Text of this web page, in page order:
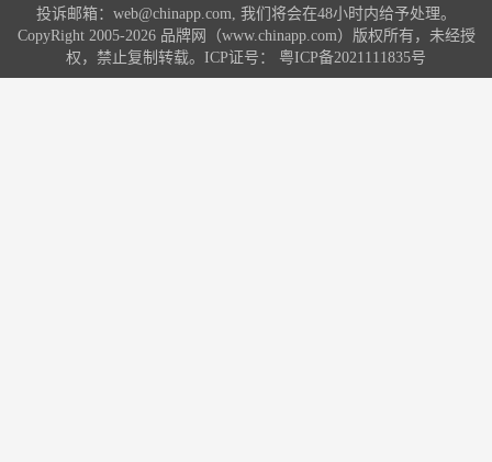
投诉邮箱：web@chinapp.com, 我们将会在48小时内给予处理。
CopyRight 2005-2026 品牌网（www.chinapp.com）版权所有，未经授
权，禁止复制转载。ICP证号： 粤ICP备2021111835号